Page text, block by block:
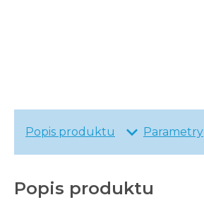
Popis produktu Parametry
Popis produktu